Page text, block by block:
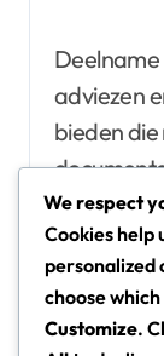
adviezen
bieden
de
verbeterd.
We respect
Cookies help
personalized
choose
Customize.